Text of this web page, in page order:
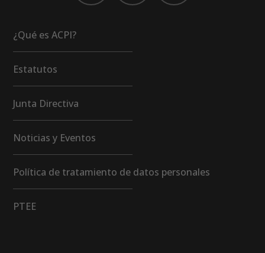
¿Qué es ACPI?
Estatutos
Junta Directiva
Noticias y Eventos
Política de tratamiento de datos personales
PTEE